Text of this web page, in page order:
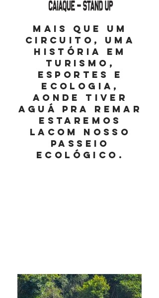
MAIS QUE UM
CIRCUITO, UMA
HISTÓRIA EM
TURISMO,
ESPORTES E
ECOLOGIA,
AONDE TIVER
AGUÁ PRA REMAR
ESTAREMOS
LAcom nosso
passeio
ecológico.